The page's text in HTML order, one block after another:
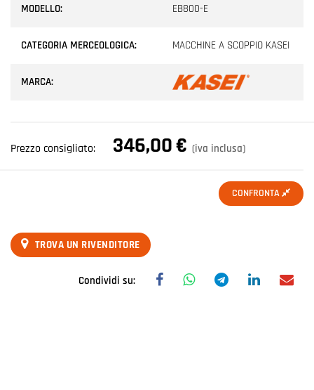
MODELLO: EB800-E
CATEGORIA MERCEOLOGICA: MACCHINE A SCOPPIO KASEI
MARCA:
Prezzo consigliato: 346,00€ (iva inclusa)
CONFRONTA
TROVA UN RIVENDITORE
Condividi su: